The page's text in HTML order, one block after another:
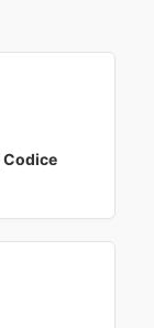
Codice